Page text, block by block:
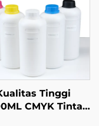
Tinggi
CMYK Tinta